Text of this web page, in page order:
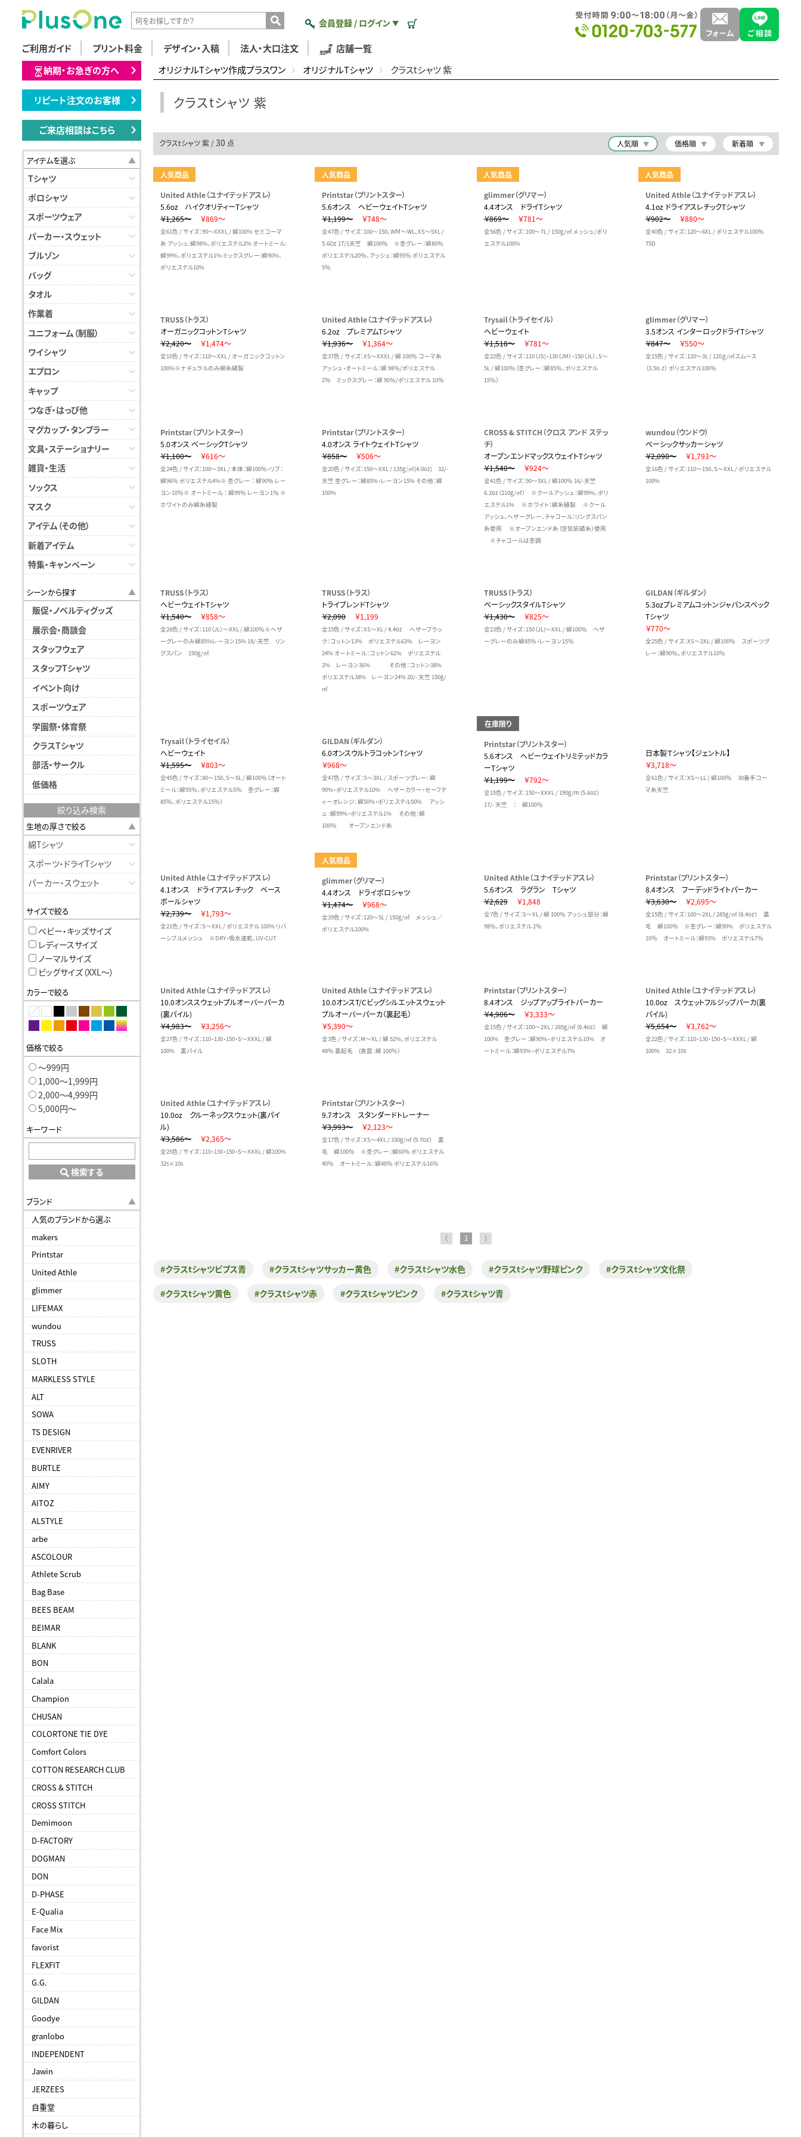
会員登録 / ログイン ▼
ご利用ガイド プリント料金 デザイン・入稿 法人・大口注文
店舗一覧
納期・お急ぎの方へ
リピート注文のお客様
ご来店相談はこちら
アイテムを選ぶ
Tシャツ
ポロシャツ
スポーツウェア
パーカー・スウェット
ブルゾン
バッグ
タオル
作業着
ユニフォーム（制服）
ワイシャツ
エプロン
キャップ
つなぎ・はっぴ他
マグカップ・タンブラー
文具・ステーショナリー
雑貨・生活
ソックス
マスク
アイテム（その他）
新着アイテム
特集・キャンペーン
シーンから探す
販促・ノベルティグッズ
展示会・商談会
スタッフウェア
スタッフTシャツ
イベント向け
スポーツウェア
学園祭・体育祭
クラスTシャツ
部活・サークル
低価格
絞り込み検索
生地の厚さで絞る
綿Tシャツ
スポーツ・ドライTシャツ
パーカー・スウェット
サイズで絞る
ベビー・キッズサイズ
レディースサイズ
ノーマルサイズ
ビッグサイズ（XXL〜）
カラーで絞る
価格で絞る
〜999円
1,000〜1,999円
2,000〜4,999円
5,000円〜
キーワード
検索する
ブランド
人気のブランドから選ぶ
makers
Printstar
United Athle
glimmer
LIFEMAX
wundou
TRUSS
SLOTH
MARKLESS STYLE
ALT
SOWA
TS DESIGN
EVENRIVER
BURTLE
AIMY
AITOZ
ALSTYLE
arbe
ASCOLOUR
Athlete Scrub
Bag Base
BEES BEAM
BEIMAR
BLANK
BON
Calala
Champion
CHUSAN
COLORTONE TIE DYE
Comfort Colors
COTTON RESEARCH CLUB
CROSS & STITCH
CROSS STITCH
Demimoon
D-FACTORY
DOGMAN
DON
D-PHASE
E-Qualia
Face Mix
favorist
FLEXFIT
G.G.
GILDAN
Goodye
granlobo
INDEPENDENT
Jawin
JERZEES
自重堂
木の暮らし
オリジナルTシャツ作成プラスワン オリジナルTシャツ クラスtシャツ 紫
クラスtシャツ 紫
クラスtシャツ 紫 /30 点 人気順 価格順 新着順
人気商品
United Athle（ユナイテッドアスレ）
5.6oz ハイクオリティーTシャツ
￥1,265～
￥869～
全61色 / サイズ：90～XXXL / 綿100% セミコーマ
糸 アッシュ:綿98%、ポリエステル2% オートミール:
綿99%、ポリエステル1% ミックスグレー:綿90%、
ポリエステル10%
人気商品
Printstar（プリントスター）
5.6オンス ヘビーウェイトTシャツ
￥1,199～
￥748～
全47色 / サイズ：100～150、WＭ～WL、XS～5XL /
5.6Oz 17/1天竺 綿100％ ※杢グレー：綿80％
ポリエステル20％、アッシュ：綿95％ ポリエステル
5％
人気商品
glimmer（グリマー）
4.4オンス ドライTシャツ
￥869～
￥781～
全56色 / サイズ：100～7L / 150g/㎡ メッシュ/ポリ
エステル100%
人気商品
United Athle（ユナイテッドアスレ）
4.1oz ドライアスレチックTシャツ
￥902～
￥880～
全40色 / サイズ：120～6XL / ポリエステル100％
75D
TRUSS（トラス）
オーガニックコットンTシャツ
￥2,420～
￥1,474～
全10色 / サイズ：110～XXL / オーガニックコットン
100%※ナチュラルのみ綿糸縫製
United Athle（ユナイテッドアスレ）
6.2oz プレミアムTシャツ
￥1,936～
￥1,364～
全37色 / サイズ：XS～XXXL / 綿 100％ コーマ糸
アッシュ・オートミール：綿 98％/ポリエステル
2％ ミックスグレー：綿 90％/ポリエステル 10％
Trysail（トライセイル）
ヘビーウェイト
￥1,518～
￥781～
全22色 / サイズ：110（JS)・130（JM）・150（JL）、S～
5L / 綿100％（杢グレー：綿85％、ポリエステル
15％）
glimmer（グリマー）
3.5オンス インターロックドライTシャツ
￥847～
￥550～
全15色 / サイズ：120～3L / 120ｇ/㎡スムース
（3.5o.z） ポリエステル100％
Printstar（プリントスター）
5.0オンス ベーシックTシャツ
￥1,100～
￥616～
全24色 / サイズ：100～3XL / 本体：綿100％・リブ：
綿96％ ポリエステル4%※ 杢グレー ： 綿90％ レー
ヨン10％※ オートミール ： 綿99％ レーヨン1％ ※
ホワイトのみ綿糸縫製
Printstar（プリントスター）
4.0オンス ライトウェイトTシャツ
￥858～
￥506～
全20色 / サイズ：150～XXL / 135g/㎡(4.0oz) 32/-
天竺 杢グレー：綿85%・レーヨン15% その他：綿
100%
CROSS & STITCH（クロス アンド ステッ
チ）
オープンエンドマックスウェイトTシャツ
￥1,540～
￥924～
全41色 / サイズ：90～5XL / 綿100％ 16/-天竺
6.2oz（210g/㎡） ※クールアッシュ：綿99%、ポリ
エステル1% ※ホワイト：綿糸縫製 ※クール
アッシュ、ヘザーグレー、チャコール：リングスパン
糸使用 ※オープンエンド糸（空気紡績糸）使用
※チャコールは杢調
wundou（ウンドウ）
ベーシックサッカーシャツ
￥2,090～
￥1,793～
全16色 / サイズ：110～150、S～XXL / ポリエステル
100%
TRUSS（トラス）
ヘビーウェイトTシャツ
￥1,540～
￥858～
全28色 / サイズ：110（JL）～XXL / 綿100％※ヘザ
ーグレーのみ綿85%レーヨン15% 18/-天竺 リン
グスパン 190g/㎡
TRUSS（トラス）
トライブレンドTシャツ
￥2,090
￥1,199
全15色 / サイズ：XS～XL / 4.4oz ヘザーブラッ
ク：コットン13% ポリエステル63% レーヨン
24% オートミール：コットン62% ポリエステル
2% レーヨン36% その他：コットン38%
ポリエステル38% レーヨン24% 20/- 天竺 150g/
㎡
TRUSS（トラス）
ベーシックスタイルTシャツ
￥1,430～
￥825～
全23色 / サイズ：150（JL)～XXL / 綿100％ ヘザ
ーグレーのみ綿85％・レーヨン15％
GILDAN（ギルダン）
5.3ozプレミアムコットンジャパンスペック
Tシャツ
￥770～
全25色 / サイズ：XS～2XL / 綿100％ スポーツグ
レー：綿90％。ポリエステル10％
Trysail（トライセイル）
ヘビーウェイト
￥1,595～
￥803～
全45色 / サイズ：80～150、S～5L / 綿100％（オート
ミール：綿95％、ポリエステル5％ 杢グレー：綿
85％、ポリエステル15％）
GILDAN（ギルダン）
6.0オンスウルトラコットンTシャツ
￥968～
全47色 / サイズ：S～3XL / スポーツグレー: 綿
90%・ポリエステル10% ヘザーカラー・セーフテ
ィーオレンジ: 綿50%・ポリエステル50% アッシ
ュ :綿99%・ポリエステル1% その他：綿
100％ オープンエンド糸
在庫限り
Printstar（プリントスター）
5.6オンス ヘビーウェイトリミテッドカラ
ーTシャツ
￥1,199～
￥792～
全15色 / サイズ：150～XXXL / 190g/m（5.6oz）
17/- 天竺 ： 綿100％
日本製Ｔシャツ【ジェントル】
￥3,718～
全61色 / サイズ：XS～LL / 綿100％ 30番手コー
マ糸天竺
United Athle（ユナイテッドアスレ）
4.1オンス ドライアスレチック ベース
ボールシャツ
￥2,739～
￥1,793～
全21色 / サイズ：S～XXL / ポリエステル 100% リバ
ーシブルメッシュ ※DRY・吸水速乾、UV-CUT
人気商品
glimmer（グリマー）
4.4オンス ドライポロシャツ
￥1,474～
￥968～
全39色 / サイズ：120～5L / 150g/㎡ メッシュ／
ポリエステル100%
United Athle（ユナイテッドアスレ）
5.6オンス ラグラン Tシャツ
￥2,629
￥1,848
全7色 / サイズ：S～XL / 綿 100％ アッシュ部分：綿
98％、ポリエステル 2％
Printstar（プリントスター）
8.4オンス フーデッドライトパーカー
￥3,630～
￥2,695～
全15色 / サイズ：100～2XL / 285g/㎡（8.4oz） 裏
毛 綿100％ ※杢グレー：綿90% ポリエステル
10％ オートミール：綿93% ポリエステル7％
United Athle（ユナイテッドアスレ）
10.0オンススウェットプルオーバーパーカ
(裏パイル)
￥4,983～
￥3,256～
全27色 / サイズ：110・130・150・S～XXXL / 綿
100% 裏パイル
United Athle（ユナイテッドアスレ）
10.0オンスT/Cビッグシルエットスウェット
プルオーバーパーカ（裏起毛）
￥5,390～
全3色 / サイズ：M～XL / 綿 52%、ポリエステル
48％ 裏起毛 (表面：綿 100％）
Printstar（プリントスター）
8.4オンス ジップアップライトパーカー
￥4,906～
￥3,333～
全15色 / サイズ：100～2XL / 285g/㎡（8.4oz） 綿
100% 杢グレー：綿90%・ポリエステル10% オ
ートミール：綿93%・ポリエステル7%
United Athle（ユナイテッドアスレ）
10.0oz スウェットフルジップパーカ(裏
パイル)
￥5,654～
￥3,762～
全22色 / サイズ：110・130・150・S～XXXL / 綿
100% 32×10s
United Athle（ユナイテッドアスレ）
10.0oz クルーネックスウェット(裏パイ
ル)
￥3,586～
￥2,365～
全25色 / サイズ：110・130・150・S～XXXL / 綿100%
32s×10s
Printstar（プリントスター）
9.7オンス スタンダードトレーナー
￥3,993～
￥2,123～
全17色 / サイズ：XS～4XL / 330g/㎡（9.7oz） 裏
毛 綿100％ ※杢グレー：綿60％ ポリエステル
40％ オートミール：綿48％ ポリエステル16％
⟨ 1 ⟩
#クラスtシャツビブス青 #クラスtシャツサッカー黄色 #クラスtシャツ水色 #クラスtシャツ野球ピンク #クラスtシャツ文化祭
#クラスtシャツ黄色 #クラスtシャツ赤 #クラスtシャツピンク #クラスtシャツ青